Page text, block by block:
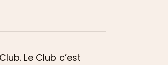
Le Club c’est